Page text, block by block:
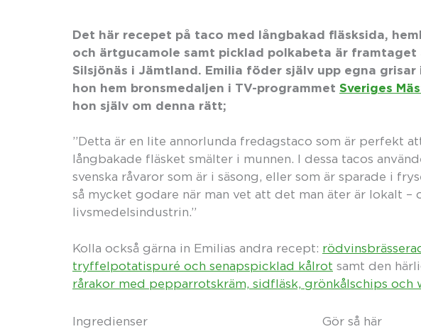
Det här recepet på taco med långbakad fläsksida,
och ärtgucamole samt picklad polkabeta är framtaget
Silsjönäs i Jämtland. Emilia föder själv upp egna grisar
hon hem bronsmedaljen i TV-programmet Sveriges
hon själv om denna rätt;
”Detta är en lite annorlunda fredagstaco som är perfekt
långbakade fläsket smälter i munnen. I dessa tacos
svenska råvaror som är i säsong, eller som är sparade i
så mycket godare när man vet att det man äter är lokalt –
livsmedelsindustrin.”
Kolla också gärna in Emilias andra recept:
tryffelpotatispuré och senapspicklad kålrot samt den
rårakor med pepparrotskräm, sidfläsk, grönkålschips och
Ingredienser Gör så här